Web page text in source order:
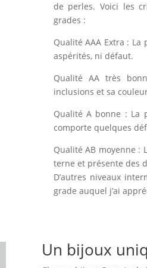
de perles. Voici les
grades :
Qualité AAA Extra :
aspérités, ni défaut.
Qualité AA très
inclusions et sa
Qualité A bonne : La
comporte quelques
Qualité AB moyenne :
terne et présente des
D’autres niveaux
grade auquel j’ai
Un bijoux